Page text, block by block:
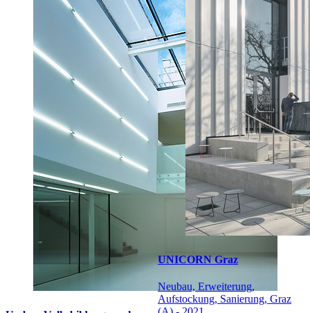
UNICORN Graz
Neubau, Erweiterung,
Aufstockung, Sanierung, Graz